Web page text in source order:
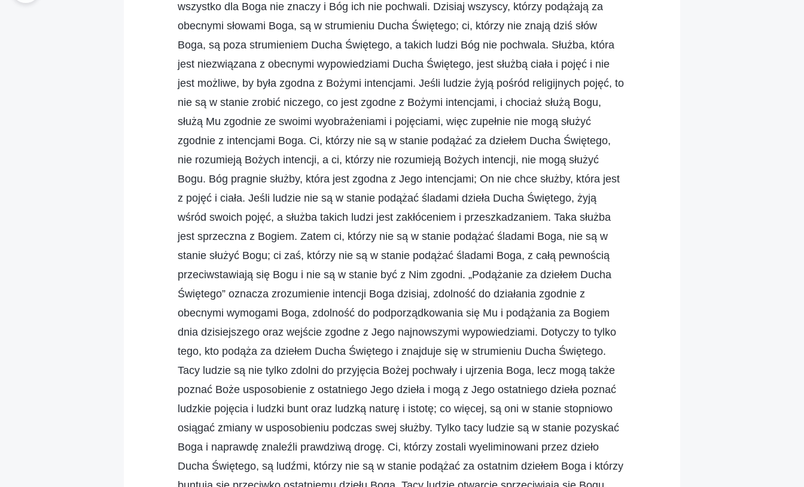
wszystko dla Boga nie znaczy i Bóg ich nie pochwali. Dzisiaj wszyscy, którzy podążają za
obecnymi słowami Boga, są w strumieniu Ducha Świętego; ci, którzy nie znają dziś słów
Boga, są poza strumieniem Ducha Świętego, a takich ludzi Bóg nie pochwala. Służba, która
jest niezwiązana z obecnymi wypowiedziami Ducha Świętego, jest służbą ciała i pojęć i nie
jest możliwe, by była zgodna z Bożymi intencjami. Jeśli ludzie żyją pośród religijnych pojęć, to
nie są w stanie zrobić niczego, co jest zgodne z Bożymi intencjami, i chociaż służą Bogu,
służą Mu zgodnie ze swoimi wyobrażeniami i pojęciami, więc zupełnie nie mogą służyć
zgodnie z intencjami Boga. Ci, którzy nie są w stanie podążać za dziełem Ducha Świętego,
nie rozumieją Bożych intencji, a ci, którzy nie rozumieją Bożych intencji, nie mogą służyć
Bogu. Bóg pragnie służby, która jest zgodna z Jego intencjami; On nie chce służby, która jest
z pojęć i ciała. Jeśli ludzie nie są w stanie podążać śladami dzieła Ducha Świętego, żyją
wśród swoich pojęć, a służba takich ludzi jest zakłóceniem i przeszkadzaniem. Taka służba
jest sprzeczna z Bogiem. Zatem ci, którzy nie są w stanie podążać śladami Boga, nie są w
stanie służyć Bogu; ci zaś, którzy nie są w stanie podążać śladami Boga, z całą pewnością
przeciwstawiają się Bogu i nie są w stanie być z Nim zgodni. „Podążanie za dziełem Ducha
Świętego” oznacza zrozumienie intencji Boga dzisiaj, zdolność do działania zgodnie z
obecnymi wymogami Boga, zdolność do podporządkowania się Mu i podążania za Bogiem
dnia dzisiejszego oraz wejście zgodne z Jego najnowszymi wypowiedziami. Dotyczy to tylko
tego, kto podąża za dziełem Ducha Świętego i znajduje się w strumieniu Ducha Świętego.
Tacy ludzie są nie tylko zdolni do przyjęcia Bożej pochwały i ujrzenia Boga, lecz mogą także
poznać Boże usposobienie z ostatniego Jego dzieła i mogą z Jego ostatniego dzieła poznać
ludzkie pojęcia i ludzki bunt oraz ludzką naturę i istotę; co więcej, są oni w stanie stopniowo
osiągać zmiany w usposobieniu podczas swej służby. Tylko tacy ludzie są w stanie pozyskać
Boga i naprawdę znaleźli prawdziwą drogę. Ci, którzy zostali wyeliminowani przez dzieło
Ducha Świętego, są ludźmi, którzy nie są w stanie podążać za ostatnim dziełem Boga i którzy